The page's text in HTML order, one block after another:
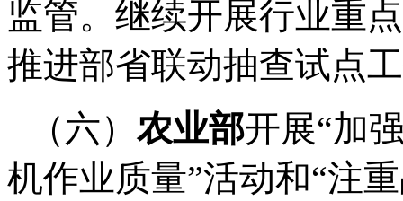
监管。继续开展行业重
推进部省联动抽查试点
（六） 农业部开展“加
机作业质量”活动和“注